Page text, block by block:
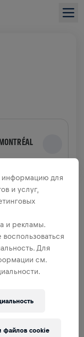
$
травм
для
и услуг,
и рекламы.
Для
см.
файлов cookie